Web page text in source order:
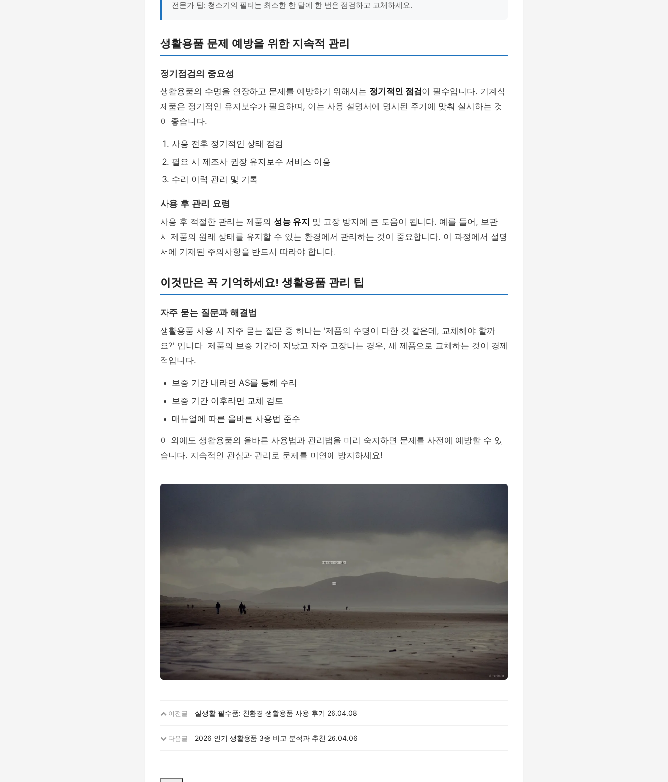
전문가 팁: 청소기의 필터는 최소한 한 달에 한 번은 점검하고 교체하세요.
생활용품 문제 예방을 위한 지속적 관리
정기점검의 중요성
생활용품의 수명을 연장하고 문제를 예방하기 위해서는 정기적인 점검이 필수입니다. 기계식
제품은 정기적인 유지보수가 필요하며, 이는 사용 설명서에 명시된 주기에 맞춰 실시하는 것
이 좋습니다.
사용 전후 정기적인 상태 점검
필요 시 제조사 권장 유지보수 서비스 이용
수리 이력 관리 및 기록
사용 후 관리 요령
사용 후 적절한 관리는 제품의 성능 유지 및 고장 방지에 큰 도움이 됩니다. 예를 들어, 보관
시 제품의 원래 상태를 유지할 수 있는 환경에서 관리하는 것이 중요합니다. 이 과정에서 설명
서에 기재된 주의사항을 반드시 따라야 합니다.
이것만은 꼭 기억하세요! 생활용품 관리 팁
자주 묻는 질문과 해결법
생활용품 사용 시 자주 묻는 질문 중 하나는 '제품의 수명이 다한 것 같은데, 교체해야 할까
요?' 입니다. 제품의 보증 기간이 지났고 자주 고장나는 경우, 새 제품으로 교체하는 것이 경제
적입니다.
보증 기간 내라면 AS를 통해 수리
보증 기간 이후라면 교체 검토
매뉴얼에 따른 올바른 사용법 준수
이 외에도 생활용품의 올바른 사용법과 관리법을 미리 숙지하면 문제를 사전에 예방할 수 있
습니다. 지속적인 관심과 관리로 문제를 미연에 방지하세요!
이전글 실생활 필수품: 친환경 생활용품 사용 후기 26.04.08
다음글 2026 인기 생활용품 3종 비교 분석과 추천 26.04.06